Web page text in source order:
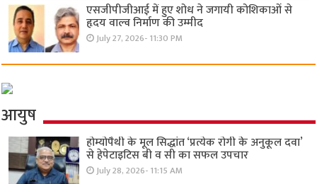
एसजीपीजीआई में हुए शोध ने जगायी कोशिकाओं से
हृदय वाल्व निर्माण की उम्मीद
July 27, 2026- 11:30 PM
आयुष
होम्योपैथी के मूल सिद्धांत ‘प्रत्येक रोगी केे अनुकूल दवा’
से हेपेटाइटिस बी व सी का सफल उपचार
July 28, 2026- 11:15 AM